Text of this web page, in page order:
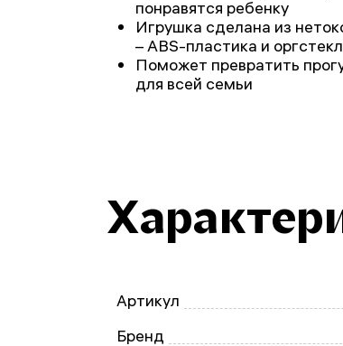
понравятся ребенку
Игрушка сделана из
– ABS-пластика и
Поможет превратить
для всей семьи
Артикул
Бренд